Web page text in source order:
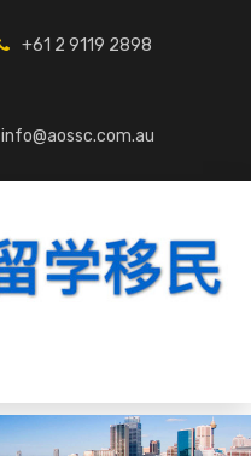
+61 2 9119 2898
info@aossc.com.au